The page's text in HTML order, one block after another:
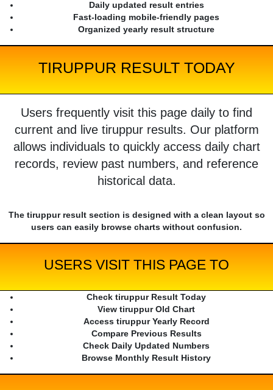
Daily updated result entries
Fast-loading mobile-friendly pages
Organized yearly result structure
TIRUPPUR RESULT TODAY
Users frequently visit this page daily to find
current and live tiruppur results. Our platform
allows individuals to quickly access daily chart
records, review past numbers, and reference
historical data.
The tiruppur result section is designed with a clean layout so
users can easily browse charts without confusion.
USERS VISIT THIS PAGE TO
Check tiruppur Result Today
View tiruppur Old Chart
Access tiruppur Yearly Record
Compare Previous Results
Check Daily Updated Numbers
Browse Monthly Result History